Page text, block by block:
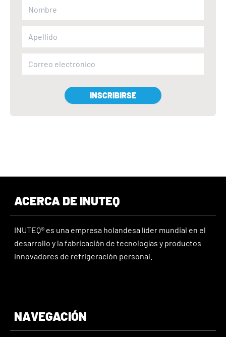
INSCRIBIRSE
ACERCA DE INUTEQ
INUTEQ® es una empresa holandesa líder mundial en el
desarrollo y la fabricación de tecnologías y productos
innovadores de refrigeración personal.
NAVEGACIÓN